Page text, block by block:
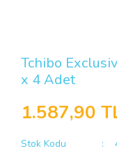
Tchibo
x 4 Adet
1.587,90
Stok Kodu